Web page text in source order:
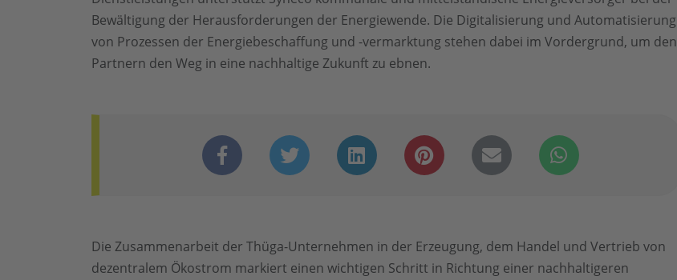
Bewältigung der Herausforderungen der Energiewende. Die Digitalisierung und Automatisierung
von Prozessen der Energiebeschaffung und -vermarktung stehen dabei im Vordergrund, um den
Partnern den Weg in eine nachhaltige Zukunft zu ebnen.
Die Zusammenarbeit der Thüga-Unternehmen in der Erzeugung, dem Handel und Vertrieb von
dezentralem Ökostrom markiert einen wichtigen Schritt in Richtung einer nachhaltigeren